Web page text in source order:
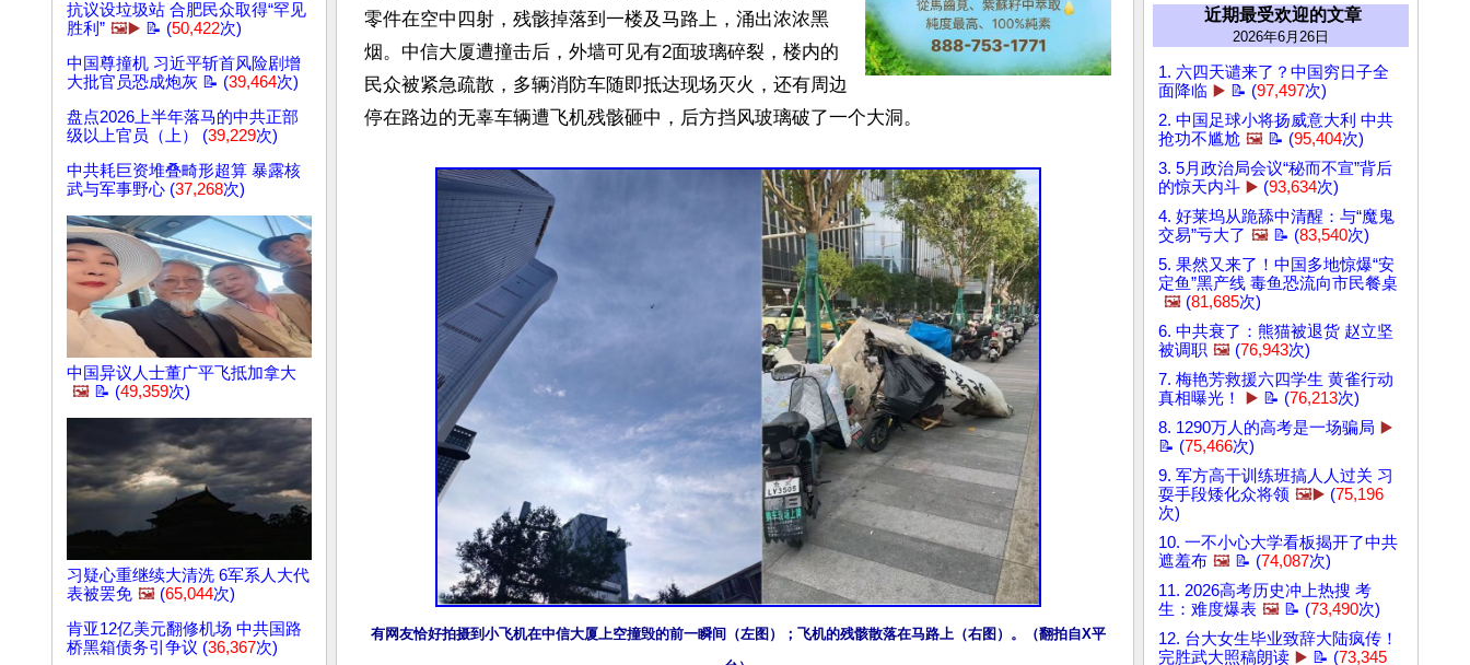
抗议设垃圾站 合肥民众取得“罕见
胜利” 🖼️▶️ 📝 (50,422次)
中国尊撞机 习近平斩首风险剧增
大批官员恐成炮灰 📝 (39,464次)
盘点2026上半年落马的中共正部
级以上官员（上） (39,229次)
中共耗巨资堆叠畸形超算 暴露核
武与军事野心 (37,268次)
中国异议人士董广平飞抵加拿大
🖼️ 📝 (49,359次)
习疑心重继续大清洗 6军系人大代
表被罢免 🖼️ (65,044次)
肯亚12亿美元翻修机场 中共国路
桥黑箱债务引争议 (36,367次)
零件在空中四射，残骸掉落到一楼及马路上，涌出浓浓黑
烟。中信大厦遭撞击后，外墙可见有2面玻璃碎裂，楼内的
民众被紧急疏散，多辆消防车随即抵达现场灭火，还有周边
停在路边的无辜车辆遭飞机残骸砸中，后方挡风玻璃破了一个大洞。
有网友恰好拍摄到小飞机在中信大厦上空撞毁的前一瞬间（左图）；飞机的残骸散落在马路上（右图）。（翻拍自X平
近期最受欢迎的文章
2026年6月26日
1. 六四天谴来了？中国穷日子全
面降临 ▶️ 📝 (97,497次)
2. 中国足球小将扬威意大利 中共
抢功不尴尬 🖼️ 📝 (95,404次)
3. 5月政治局会议“秘而不宣”背后
的惊天内斗 ▶️ (93,634次)
4. 好莱坞从跪舔中清醒：与“魔鬼
交易”亏大了 🖼️ 📝 (83,540次)
5. 果然又来了！中国多地惊爆“安
定鱼”黑产线 毒鱼恐流向市民餐桌
🖼️ (81,685次)
6. 中共衰了：熊猫被退货 赵立坚
被调职 🖼️ (76,943次)
7. 梅艳芳救援六四学生 黄雀行动
真相曝光！
▶️ 📝 (76,213次)
8. 1290万人的高考是一场骗局 ▶️
📝 (75,466次)
9. 军方高干训练班搞人人过关 习
耍手段矮化众将领 🖼️▶️ (75,196
次)
10. 一不小心大学看板揭开了中共
遮羞布 🖼️ 📝 (74,087次)
11. 2026高考历史冲上热搜 考
生：难度爆表 🖼️ 📝 (73,490次)
12. 台大女生毕业致辞大陆疯传！
完胜武大照稿朗读 ▶️ 📝 (73,345